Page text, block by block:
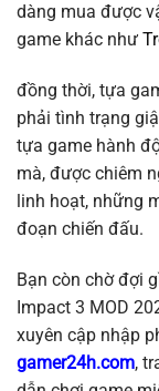
dàng mua được
game khác như
đồng thời, tựa
phải tình trạng
tựa game hành
mà, được chiêm
linh hoạt, những
đoạn chiến đấu.
Bạn còn chờ đợi
Impact 3 MOD
xuyên cập nhập
gamer24h.com,